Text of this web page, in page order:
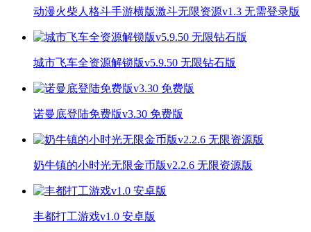
动漫火柴人格斗手游横版激斗无限资源v1.3 无需登录版
城市飞车全资源解锁版v5.9.50 无限钻石版
诺曼底登陆免费版v3.30 免费版
奶牛镇的小时光无限金币版v2.2.6 无限资源版
丰都打工游戏v1.0 安卓版